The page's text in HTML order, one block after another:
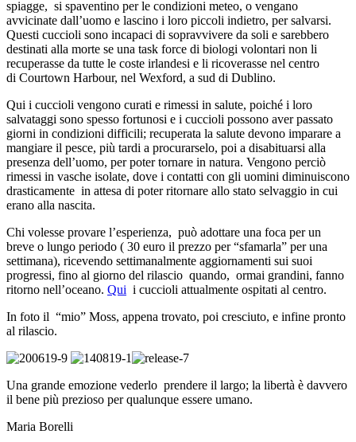
spiagge, si spaventino per le condizioni meteo, o vengano
avvicinate dall’uomo e lascino i loro piccoli indietro, per salvarsi.
Questi cuccioli sono incapaci di sopravvivere da soli e sarebbero
destinati alla morte se una task force di biologi volontari non li
recuperasse da tutte le coste irlandesi e li ricoverasse nel centro
di Courtown Harbour, nel Wexford, a sud di Dublino.
Qui i cuccioli vengono curati e rimessi in salute, poiché i loro
salvataggi sono spesso fortunosi e i cuccioli possono aver passato
giorni in condizioni difficili; recuperata la salute devono imparare a
mangiare il pesce, più tardi a procurarselo, poi a disabituarsi alla
presenza dell’uomo, per poter tornare in natura. Vengono perciò
rimessi in vasche isolate, dove i contatti con gli uomini diminuiscono
drasticamente in attesa di poter ritornare allo stato selvaggio in cui
erano alla nascita.
Chi volesse provare l’esperienza, può adottare una foca per un
breve o lungo periodo ( 30 euro il prezzo per “sfamarla” per una
settimana), ricevendo settimanalmente aggiornamenti sui suoi
progressi, fino al giorno del rilascio quando, ormai grandini, fanno
ritorno nell’oceano. Qui i cuccioli attualmente ospitati al centro.
In foto il “mio” Moss, appena trovato, poi cresciuto, e infine pronto
al rilascio.
Una grande emozione vederlo prendere il largo; la libertà è davvero
il bene più prezioso per qualunque essere umano.
Maria Borelli